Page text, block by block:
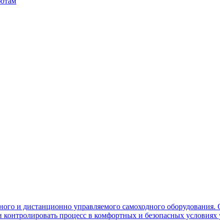
и дистанционно управляемого самоходного
процесс в комфортных и безопасных условиях